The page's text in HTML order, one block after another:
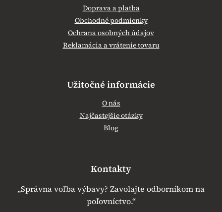
Doprava a platba
Obchodné podmienky
Ochrana osobných údajov
Reklamácia a vrátenie tovaru
Užitočné informácie
O nás
Najčastejšie otázky
Blog
Kontakty
„Správna voľba výbavy? Zavolajte odborníkom na
poľovníctvo.“